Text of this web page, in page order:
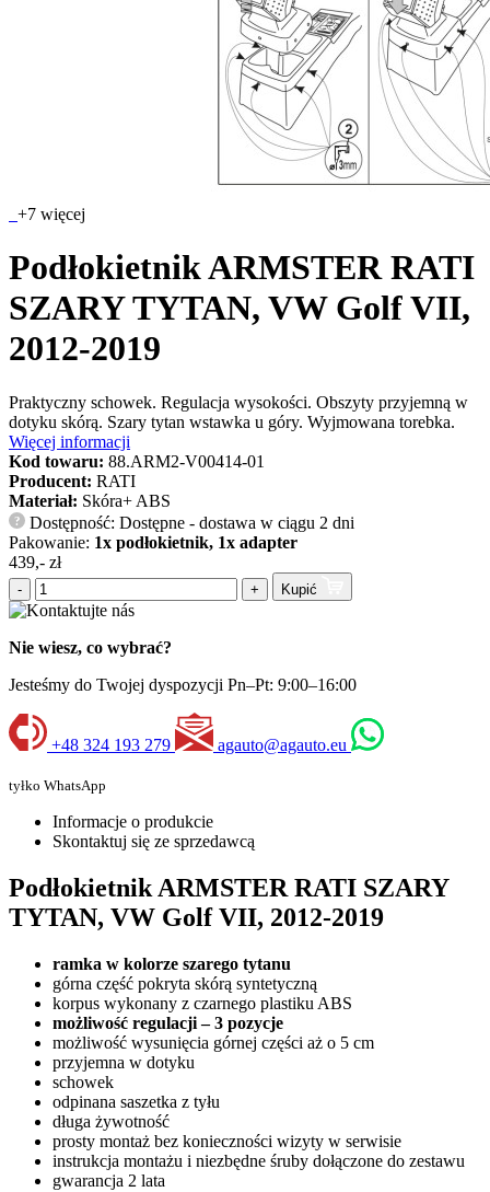
+7 więcej
Podłokietnik ARMSTER RATI
SZARY TYTAN, VW Golf VII,
2012-2019
Praktyczny schowek. Regulacja wysokości. Obszyty przyjemną w
dotyku skórą. Szary tytan wstawka u góry. Wyjmowana torebka.
Więcej informacji
Kod towaru: 88.ARM2-V00414-01
Producent: RATI
Materiał: Skóra+ ABS
?
Dostępność: Dostępne - dostawa w ciągu 2 dni
Pakowanie: 1x podłokietnik, 1x adapter
439,- zł
- + Kupić
Nie wiesz, co wybrać?
Jesteśmy do Twojej dyspozycji Pn–Pt: 9:00–16:00
+48 324 193 279 agauto@agauto.eu
tyłko WhatsApp
Informacje o produkcie
Skontaktuj się ze sprzedawcą
Podłokietnik ARMSTER RATI SZARY
TYTAN, VW Golf VII, 2012-2019
ramka w kolorze szarego tytanu
górna część pokryta skórą syntetyczną
korpus wykonany z czarnego plastiku ABS
możliwość regulacji – 3 pozycje
możliwość wysunięcia górnej części aż o 5 cm
przyjemna w dotyku
schowek
odpinana saszetka z tyłu
długa żywotność
prosty montaż bez konieczności wizyty w serwisie
instrukcja montażu i niezbędne śruby dołączone do zestawu
gwarancja 2 lata